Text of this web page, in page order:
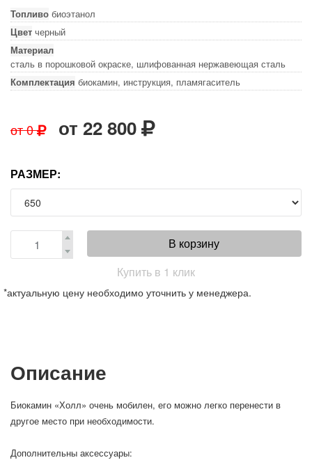
Топливо биоэтанол
Цвет черный
Материал
сталь в порошковой окраске, шлифованная нержавеющая сталь
Комплектация биокамин, инструкция, пламягаситель
от0 от 22 800
РАЗМЕР:
В корзину
Купить в 1 клик
*актуальную цену необходимо уточнить у менеджера.
Описание
Биокамин «Холл» очень мобилен, его можно легко перенести в
другое место при необходимости.
Дополнительны аксессуары: